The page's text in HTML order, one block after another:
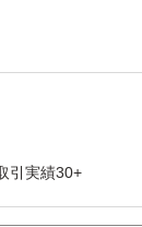
引実績30+